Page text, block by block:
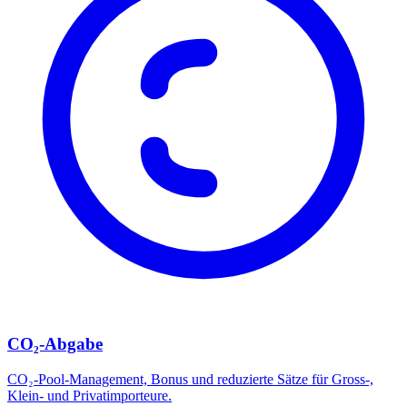
CO₂-Abgabe
CO₂-Pool-Management, Bonus und reduzierte Sätze für Gross-,
Klein- und Privatimporteure.